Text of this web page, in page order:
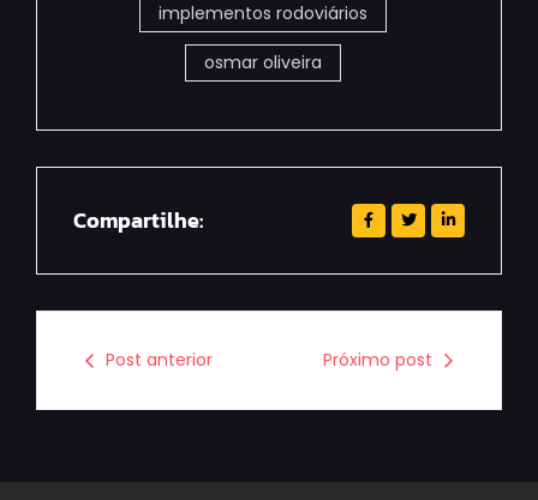
implementos rodoviários
osmar oliveira
Compartilhe:
Post anterior Próximo post